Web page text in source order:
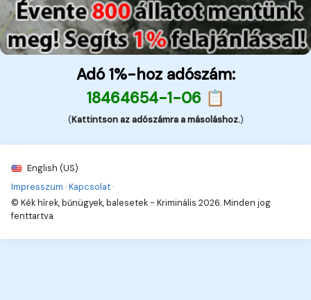
Adó 1%-hoz adószám:
18464654-1-06 📋
(Kattintson az adószámra a másoláshoz.)
English (US)
Impresszum ·Kapcsolat ·
© Kék hírek, bűnügyek, balesetek - Kriminális 2026. Minden jog
fenttartva